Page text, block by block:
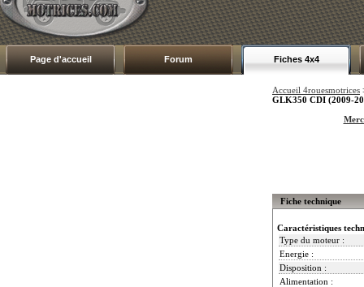
Page d'accueil Forum Fiches 4x4
Accueil 4rouesmotrices
GLK350 CDI (2009-
Fiche technique
Caractéristiques
Type du moteur :
Energie :
Disposition :
Alimentation :